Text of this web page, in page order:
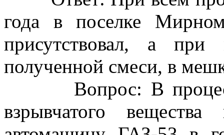
года в поселке
присутствовал, а
полученной смеси, в
Вопрос: В процессе
взрывчатого